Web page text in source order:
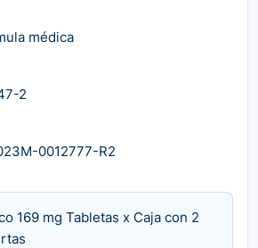
médica
2
0012777-R2
169 mg Tabletas x Caja con 2